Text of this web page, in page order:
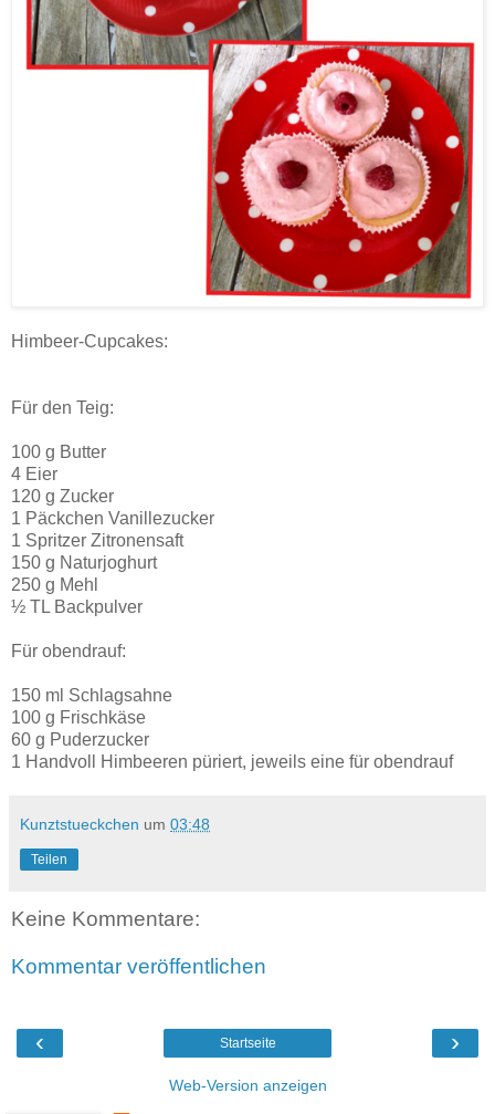
Himbeer-Cupcakes:
Für den Teig:
100 g Butter
4 Eier
120 g Zucker
1 Päckchen Vanillezucker
1 Spritzer Zitronensaft
150 g Naturjoghurt
250 g Mehl
½ TL Backpulver
Für obendrauf:
150 ml Schlagsahne
100 g Frischkäse
60 g Puderzucker
1 Handvoll Himbeeren püriert, jeweils eine für obendrauf
Kunztstueckchen um 03:48
Teilen
Keine Kommentare:
Kommentar veröffentlichen
‹ ›
Startseite
Web-Version anzeigen